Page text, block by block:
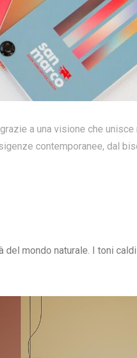
a una visione che
contemporanee, dal
mondo naturale. I toni